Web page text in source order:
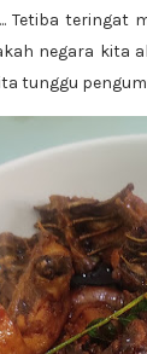
Tetiba teringat
negara kita
tunggu